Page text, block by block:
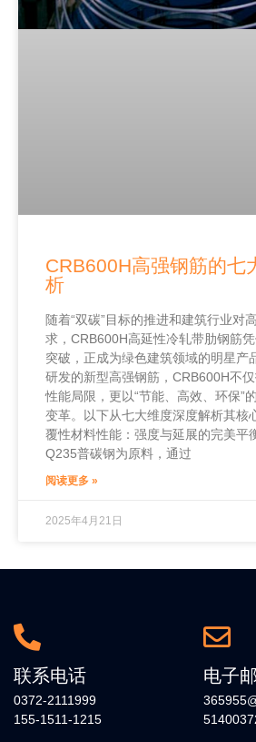
CRB600H高强钢筋的七
析
随着“双碳”目标的推进和建筑行业对
求，CRB600H高延性冷轧带肋钢筋
突破，正成为绿色建筑领域的明星产
研发的新型高强钢筋，CRB600H不
性能局限，更以“节能、高效、环保”
变革。以下从七大维度深度解析其核
覆性材料性能：强度与延展的完美平
Q235普碳钢为原料，通过
阅读更多 »
2025年4月21日
联系电话
0372-2111999
155-1511-1215
电子